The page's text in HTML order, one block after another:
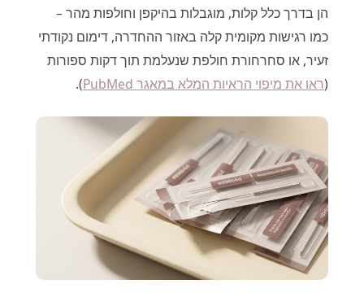
הן בדרך כלל קלות, מוגבלות בהיקפן וחולפות מהר –
כמו רגישות מקומית קלה באזור ההחדרה, דימום נקודתי
זעיר, או סחרחורת חולפת שנעלמת תוך דקות ספורות
(ראו את מיפוי הראיות המלא במאגר PubMed ).